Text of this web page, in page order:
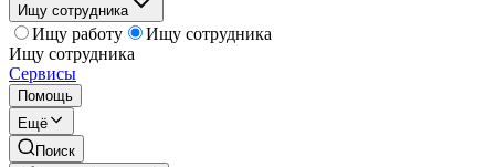
Ищу сотрудника
Ищу работу
Ищу сотрудника
Ищу сотрудника
Сервисы
Помощь
Ещё
Поиск